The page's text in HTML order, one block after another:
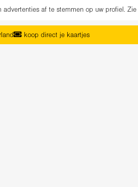
advertenties af te stemmen op uw profiel. Zie
koop direct je kaartjes